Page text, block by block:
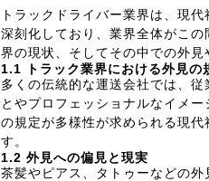
トラックドライバー業界は、現
深刻化しており、業界全体がこ
界の現状、そしてその中での外見
1.1 トラック業界における外見の
多くの伝統的な運送会社では、
とやプロフェッショナルなイメ
の規定が多様性が求められる現
す。
1.2 外見への偏見と現実
茶髪やピアス、タトゥーなどの